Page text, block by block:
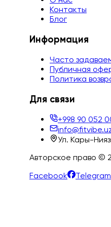
Контакты
Блог
Информация
Часто
Публичная
Политика
Для связи
+998 90 052
Ул. Кары-
Авторское право ©
Facebook
Telegram